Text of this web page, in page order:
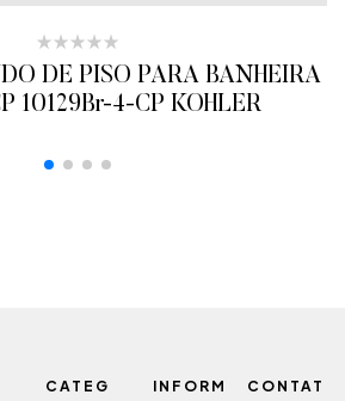
DE PISO PARA BANHEIRA
10129Br-4-CP KOHLER
CATEG INFORM CONTAT